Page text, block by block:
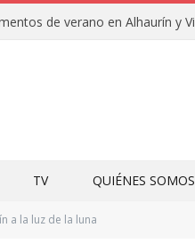
TV QUIÉNES SOMOS
a la luz de la luna